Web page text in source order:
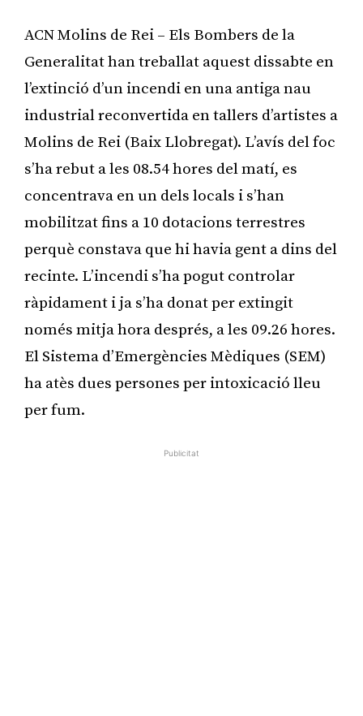
ACN Molins de Rei – Els Bombers de la
Generalitat han treballat aquest dissabte en
l’extinció d’un incendi en una antiga nau
industrial reconvertida en tallers d’artistes a
Molins de Rei (Baix Llobregat). L’avís del foc
s’ha rebut a les 08.54 hores del matí, es
concentrava en un dels locals i s’han
mobilitzat fins a 10 dotacions terrestres
perquè constava que hi havia gent a dins del
recinte. L’incendi s’ha pogut controlar
ràpidament i ja s’ha donat per extingit
només mitja hora després, a les 09.26 hores.
El Sistema d’Emergències Mèdiques (SEM)
ha atès dues persones per intoxicació lleu
per fum.
Publicitat